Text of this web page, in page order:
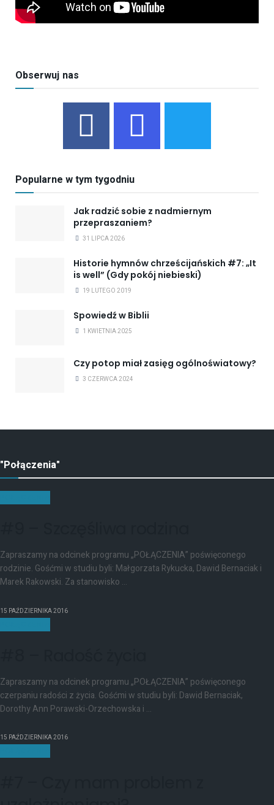
Obserwuj nas
Popularne w tym tygodniu
Jak radzić sobie z nadmiernym
przepraszaniem?
31 LIPCA 2026
Historie hymnów chrześcijańskich #7: „It
is well” (Gdy pokój niebieski)
19 LUTEGO 2019
Spowiedź w Biblii
1 KWIETNIA 2025
Czy potop miał zasięg ogólnoświatowy?
3 CZERWCA 2024
"Połączenia"
Zapraszamy na odcinek programu „POŁĄCZENIA” poświęconego
rodzinie. Gośćmi w studiu byli: Małgorzata Rykucka, Dawid Bernaciak i
Marek Rakowski. Za stanowisko ...
15 PAŹDZIERNIKA 2016
Zapraszamy na odcinek programu „POŁĄCZENIA” poświęconego
czerpaniu radości z życia. Gośćmi w studiu byli: Dawid Bernaciak,
Dorothy Ann Porawski-Orzechowska i ...
15 PAŹDZIERNIKA 2016